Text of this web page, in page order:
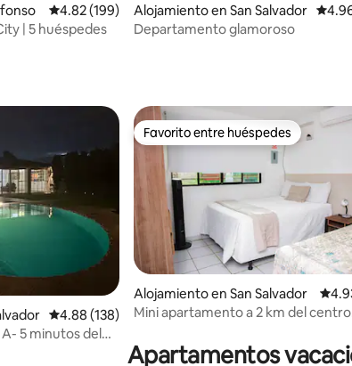
Calificación promedio: 4.82 de 5, 199 reseñas
4.82 (199)
| 5 huéspedes
Alojamiento en San Salvador
Departamento glamoroso
Calificación promedio: 4.88 de 5, 138 reseñas
4.88 (138)
5 minutos del
Favorito entre huéspedes
Favorito entre huéspedes
Alojamiento en San Salvador
Mini apartamento a 2 km del centro
Apartamentos